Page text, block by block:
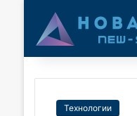
Технологии